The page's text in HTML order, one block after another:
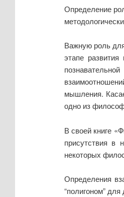
Определение
Важную роль
этапе
мышления.
одно из
В своей книге
присутствия в
некоторых
Определения
“полигоном”